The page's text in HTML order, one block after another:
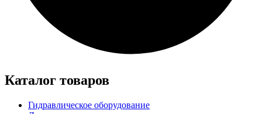
Каталог товаров
Гидравлическое оборудование